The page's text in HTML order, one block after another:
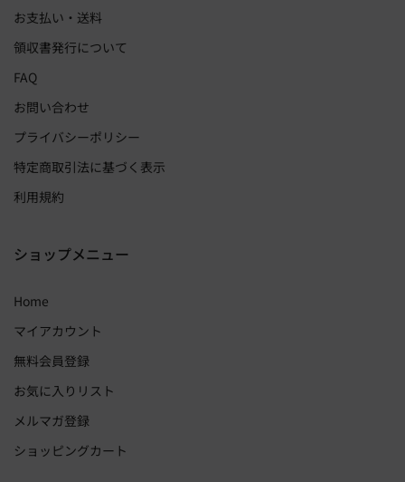
お支払い・送料
領収書発行について
FAQ
お問い合わせ
プライバシーポリシー
特定商取引法に基づく表示
利用規約
ショップメニュー
Home
マイアカウント
無料会員登録
お気に入りリスト
メルマガ登録
ショッピングカート